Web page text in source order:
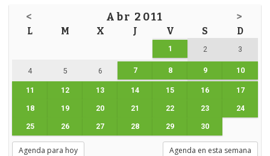
< Abr 2011 >
L M X J V S D
1 2 3
4 5 6 7 8 9 10
11 12 13 14 15 16 17
18 19 20 21 22 23 24
25 26 27 28 29 30
Agenda para hoy Agenda en esta semana